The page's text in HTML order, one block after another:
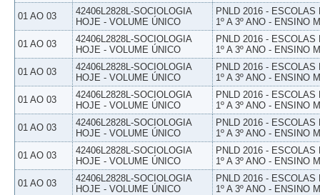
01 AO 03
42406L2828L-SOCIOLOGIA
HOJE - VOLUME ÚNICO
PNLD 2016 -
1º A 3º ANO - ENSINO
01 AO 03
42406L2828L-SOCIOLOGIA
HOJE - VOLUME ÚNICO
PNLD 2016 -
1º A 3º ANO - ENSINO
01 AO 03
42406L2828L-SOCIOLOGIA
HOJE - VOLUME ÚNICO
PNLD 2016 -
1º A 3º ANO - ENSINO
01 AO 03
42406L2828L-SOCIOLOGIA
HOJE - VOLUME ÚNICO
PNLD 2016 -
1º A 3º ANO - ENSINO
01 AO 03
42406L2828L-SOCIOLOGIA
HOJE - VOLUME ÚNICO
PNLD 2016 -
1º A 3º ANO - ENSINO
01 AO 03
42406L2828L-SOCIOLOGIA
HOJE - VOLUME ÚNICO
PNLD 2016 -
1º A 3º ANO - ENSINO
01 AO 03
42406L2828L-SOCIOLOGIA
HOJE - VOLUME ÚNICO
PNLD 2016 -
1º A 3º ANO - ENSINO